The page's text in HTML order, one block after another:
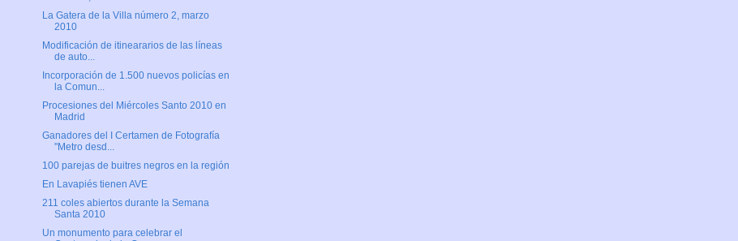
La Gatera de la Villa número 2, marzo
2010
Modificación de itineararios de las líneas
de auto...
Incorporación de 1.500 nuevos policías en
la Comun...
Procesiones del Miércoles Santo 2010 en
Madrid
Ganadores del I Certamen de Fotografía
"Metro desd...
100 parejas de buitres negros en la región
En Lavapiés tienen AVE
211 coles abiertos durante la Semana
Santa 2010
Un monumento para celebrar el